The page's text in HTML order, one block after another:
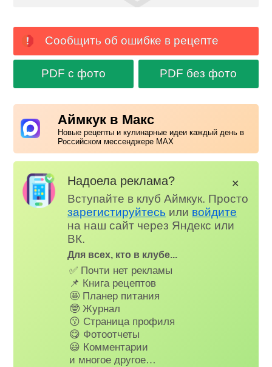
Сообщить об ошибке в рецепте
PDF с фото PDF без фото
Аймкук в Макс
Новые рецепты и кулинарные идеи каждый день в
Российском мессенджере MAX
Надоела реклама?
Вступайте в клуб Аймкук. Просто
зарегистируйтесь или войдите
на наш сайт через Яндекс или
ВК.
Для всех, кто в клубе...
✅ Почти нет рекламы
📌 Книга рецептов
🤩 Планер питания
🤓 Журнал
😗 Страница профиля
😋 Фотоотчеты
😃 Комментарии
и многое другое…
✕